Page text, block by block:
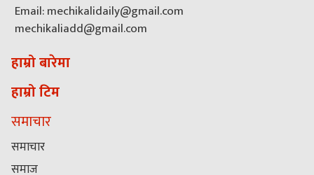
Email: mechikalidaily@gmail.com
mechikaliadd@gmail.com
हाम्रो बारेमा
हाम्रो टिम
समाचार
समाचार
समाज